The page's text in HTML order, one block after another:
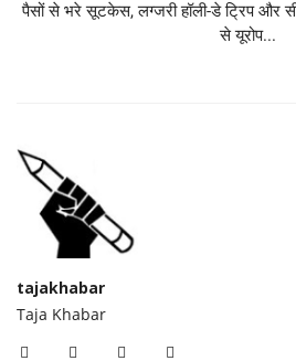
पैसों से भरे सूटकेस, लग्जरी हॉली-डे ट्रिप
से यूरोप...
tajakhabar
Taja Khabar